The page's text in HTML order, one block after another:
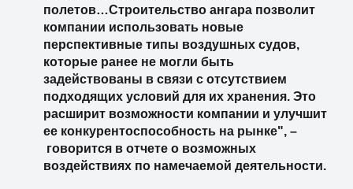
полетов…Строительство ангара позволит
компании использовать новые
перспективные типы воздушных судов,
которые ранее не могли быть
задействованы в связи с отсутствием
подходящих условий для их хранения. Это
расширит возможности компании и улучшит
ее конкурентоспособность на рынке", –
говорится в отчете о возможных
воздействиях по намечаемой деятельности.